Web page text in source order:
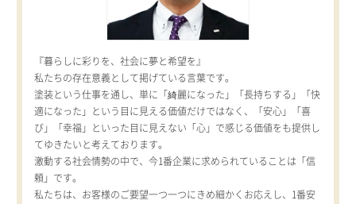
『暮らしに彩りを、社会に夢と希望を』
私たちの存在意義として掲げている言葉です。
塗装という仕事を通し、単に「綺麗になった」「長持ちする」「快
適になった」という目に見える価値だけではなく、「安心」「喜
び」「幸福」といった目に見えない「心」で感じる価値をも提供し
てゆきたいと考えております。
激動する社会情勢の中で、今1番企業に求められていることは「信
頼」です。
私たちは、お客様のご要望一つ一つにきめ細かくお応えし、1番安